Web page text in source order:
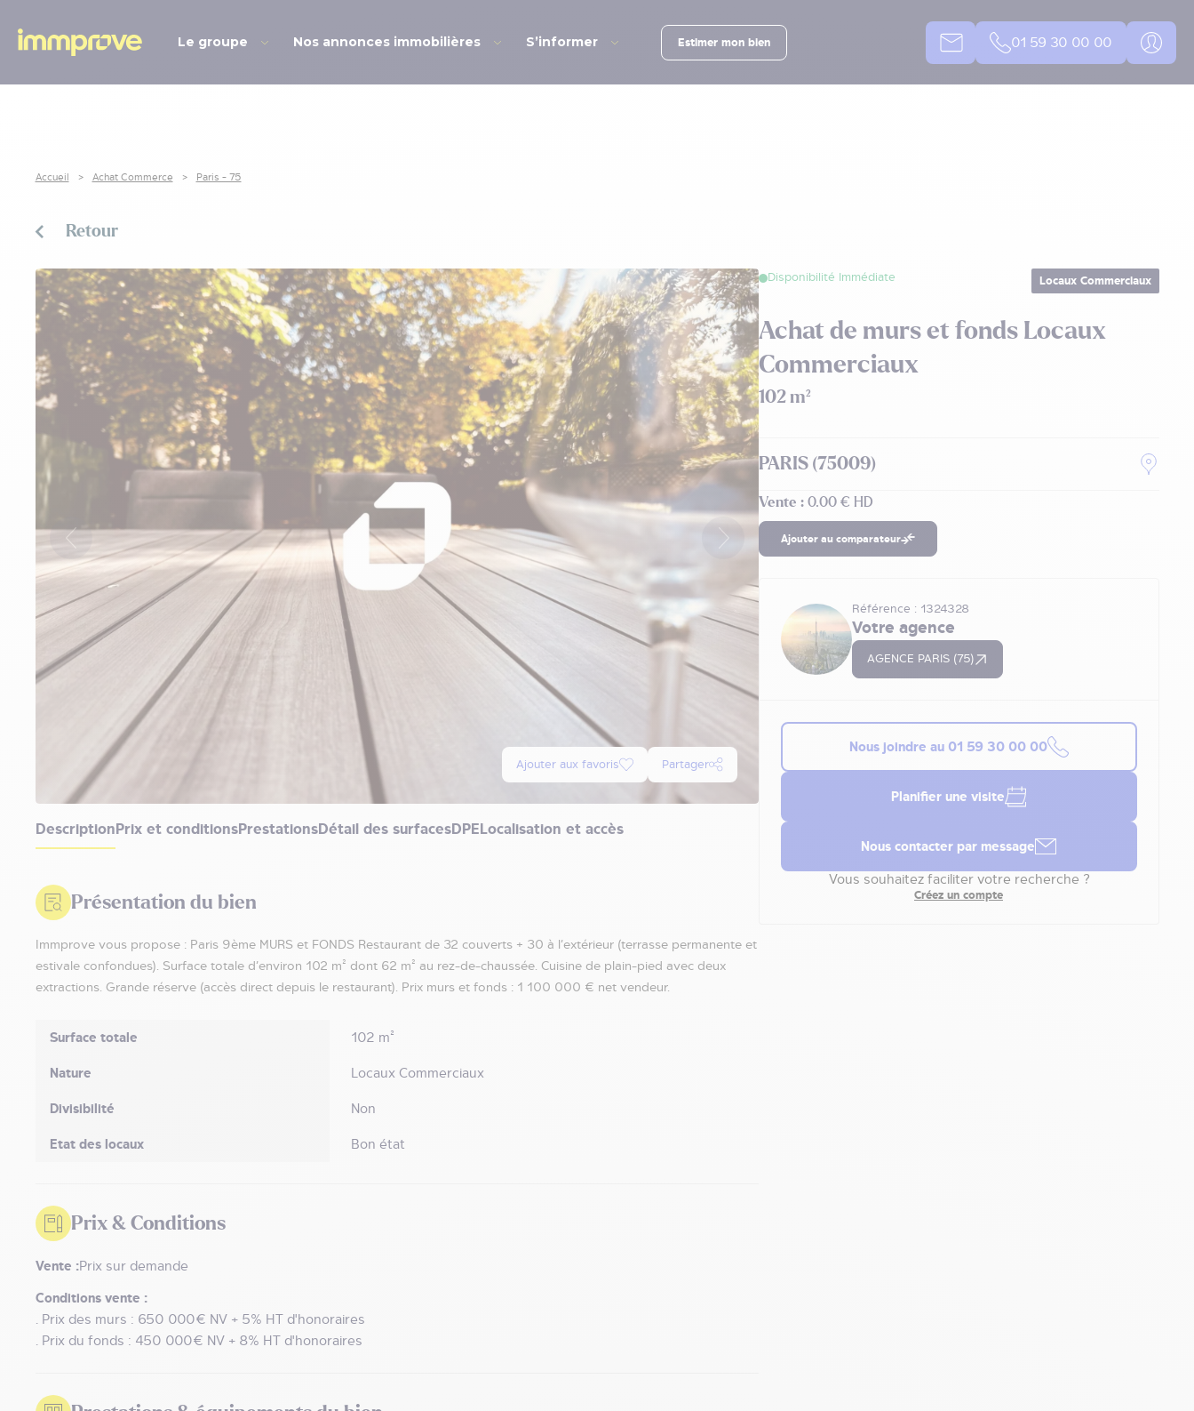
Le groupe Nos annonces immobilières S’informer Estimer mon bien 01 59 30 00 00
Accueil Achat Commerce Paris - 75
Retour
Disponibilité Immédiate Locaux Commerciaux
Achat de murs et fonds Locaux
Commerciaux
102 m²
PARIS (75009)
Vente : 0.00 € HD
Ajouter au comparateur
Référence : 1324328
Votre agence
AGENCE PARIS (75)
Nous joindre au 01 59 30 00 00
Planifier une visite
Nous contacter par message
Vous souhaitez faciliter votre recherche ?
Créez un compte
Ajouter aux favoris Partager
Description Prix et conditionsPrestationsDétail des surfacesDPE Localisation et accès
Présentation du bien
Immprove vous propose : Paris 9ème MURS et FONDS Restaurant de 32 couverts + 30 à l’extérieur (terrasse permanente et
estivale confondues). Surface totale d’environ 102 m² dont 62 m² au rez-de-chaussée. Cuisine de plain-pied avec deux
extractions. Grande réserve (accès direct depuis le restaurant). Prix murs et fonds : 1 100 000 € net vendeur.
Surface totale
Nature
Divisibilité
Etat des locaux
102 m²
Locaux Commerciaux
Non
Bon état
Prix & Conditions
Vente :Prix sur demande
Conditions vente :
. Prix des murs : 650 000€ NV + 5% HT d'honoraires
. Prix du fonds : 450 000€ NV + 8% HT d'honoraires